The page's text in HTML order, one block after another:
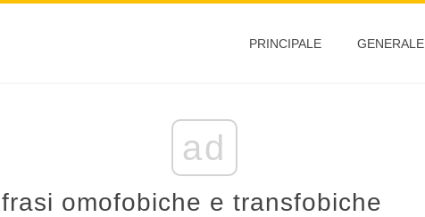
PRINCIPALE GENERALE
ad
omofobiche e transfobiche